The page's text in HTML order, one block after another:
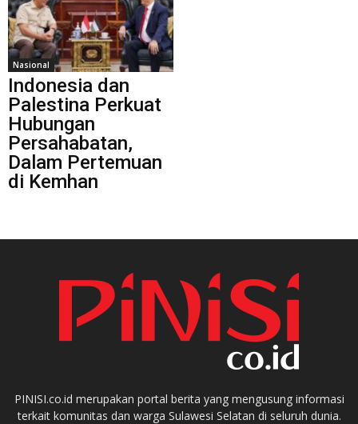
Nasional
Indonesia dan
Palestina Perkuat
Hubungan
Persahabatan,
Dalam Pertemuan
di Kemhan
PINISI.co.id merupakan portal berita yang mengusung informasi
terkait komunitas dan warga Sulawesi Selatan di seluruh dunia.